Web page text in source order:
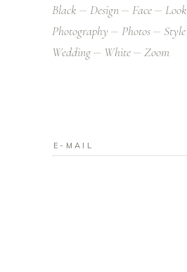
Black Design Face Look
Photography
Photos Style
Wedding
White Zoom